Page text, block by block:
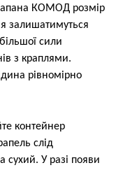
КОМОД розмір
залишатимуться
сили
з краплями.
рівномірно
контейнер
слід
сухий. У разі появи